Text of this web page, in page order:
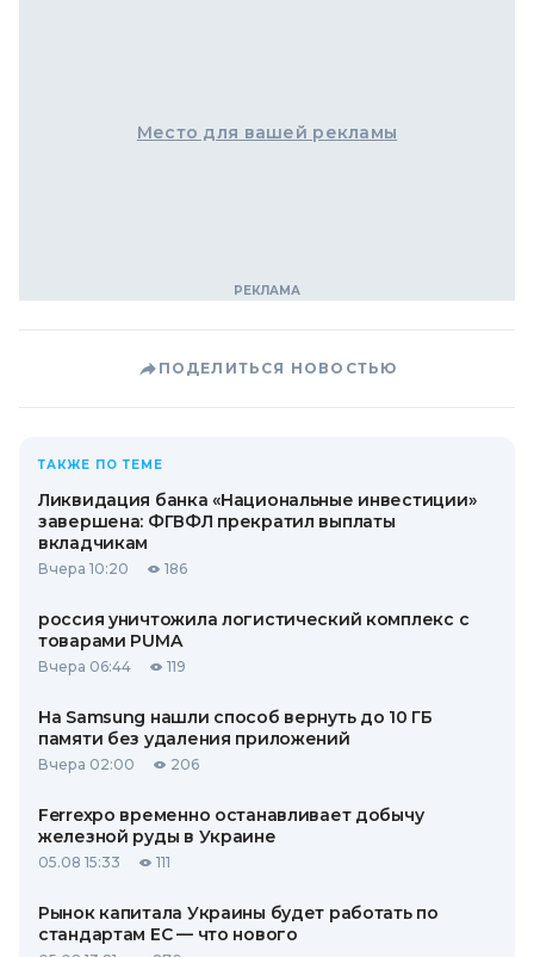
Место для вашей рекламы
ПОДЕЛИТЬСЯ НОВОСТЬЮ
ТАКЖЕ ПО ТЕМЕ
Ликвидация банка «Национальные инвестиции»
завершена: ФГВФЛ прекратил выплаты
вкладчикам
Вчера 10:20 186
россия уничтожила логистический комплекс с
товарами PUMA
Вчера 06:44 119
На Samsung нашли способ вернуть до 10 ГБ
памяти без удаления приложений
Вчера 02:00 206
Ferrexpo временно останавливает добычу
железной руды в Украине
05.08 15:33 111
Рынок капитала Украины будет работать по
стандартам ЕС — что нового